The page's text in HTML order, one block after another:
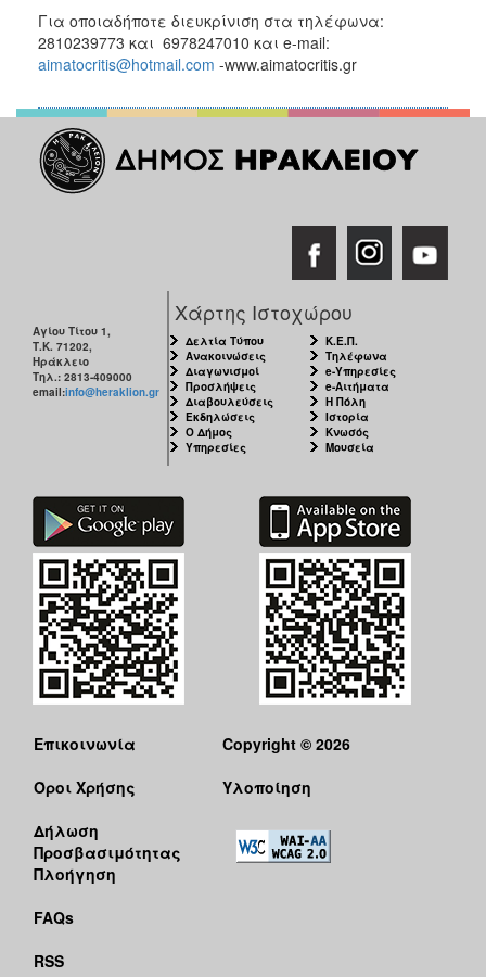
Για οποιαδήποτε διευκρίνιση στα τηλέφωνα:
2810239773 και 6978247010 και e-mail:
aimatocritis@hotmail.com -www.aimatocritis.gr
Αγίου Τίτου 1,
Τ.Κ. 71202,
Ηράκλειο
Τηλ.: 2813-409000
email:info@heraklion.gr
Χάρτης Ιστοχώρου
Δελτία Τύπου
Ανακοινώσεις
Διαγωνισμοί
Προσλήψεις
Διαβουλεύσεις
Εκδηλώσεις
Ο Δήμος
Υπηρεσίες
Κ.Ε.Π.
Τηλέφωνα
e-Υπηρεσίες
e-Αιτήματα
Η Πόλη
Ιστορία
Κνωσός
Μουσεία
Επικοινωνία
Όροι Χρήσης
Δήλωση
Προσβασιμότητας
Πλοήγηση
FAQs
RSS
Copyright © 2026
Υλοποίηση